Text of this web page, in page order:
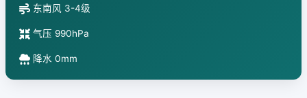
东南风 3-4级
气压 990hPa
降水 0mm